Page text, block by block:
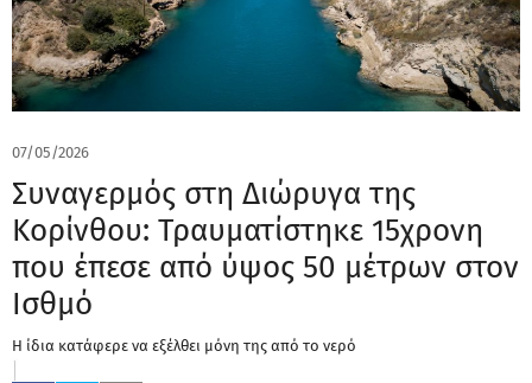
07/05/2026
Συναγερμός στη Διώρυγα της
Κορίνθου: Τραυματίστηκε 15χρονη
που έπεσε από ύψος 50 μέτρων στον
Ισθμό
Η ίδια κατάφερε να εξέλθει μόνη της από το νερό